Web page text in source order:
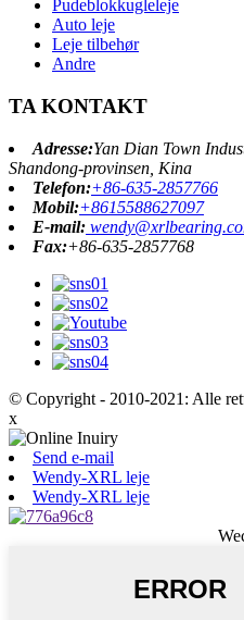
Pudeblokkugleleje
Auto leje
Leje tilbehør
Andre
TA KONTAKT
Adresse:Yan Dian Town
Shandong-provinsen, Kina
Telefon:+86-635-2857766
Mobil:+8615588627097
E-mail:
Fax:+86-635-2857768
© Copyright - 2010-2021: Alle
x
Send e-mail
Wendy-XRL leje
Wendy-XRL leje